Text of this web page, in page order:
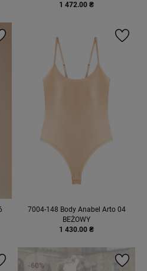
1 472.00 ₴
7004-148 Body Anabel Arto 04
BEŻOWY
1 430.00 ₴
-60%